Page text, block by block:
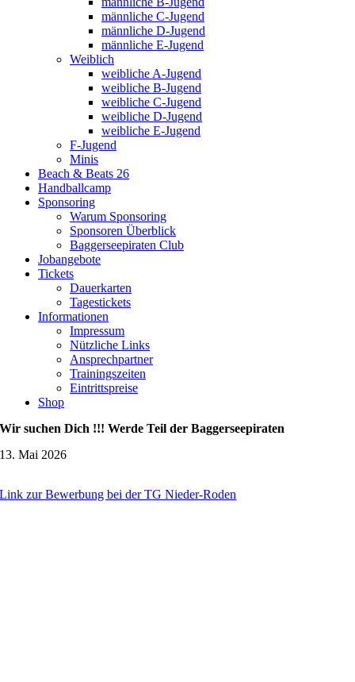
männliche C-Jugend
männliche D-Jugend
männliche E-Jugend
Weiblich
weibliche A-Jugend
weibliche B-Jugend
weibliche C-Jugend
weibliche D-Jugend
weibliche E-Jugend
F-Jugend
Minis
Beach & Beats 26
Handballcamp
Sponsoring
Warum Sponsoring
Sponsoren Überblick
Baggerseepiraten Club
Jobangebote
Tickets
Dauerkarten
Tagestickets
Informationen
Impressum
Nützliche Links
Ansprechpartner
Trainingszeiten
Eintrittspreise
Shop
Wir suchen Dich !!! Werde Teil der Baggerseepiraten
13. Mai 2026
Link zur Bewerbung bei der TG Nieder-Roden